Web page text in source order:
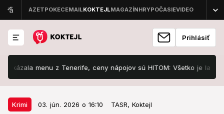
Prihlásiť
menu z Tenerife, ceny nápojov sú HITOM: Všetko je lacnejšie
Krimi 03. jún. 2026 o 16:10 TASR, Koktejl
Krimi 03. jún. 2026 o 16:10